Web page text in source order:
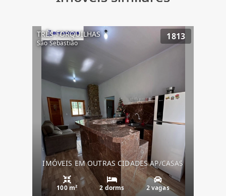
TRÊS FORQUILHAS
São Sebastião
1813
IMÓVEIS EM OUTRAS CIDADES AP/CASAS
100 m² 2 dorms 2 vagas